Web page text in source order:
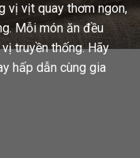
vị vịt quay thơm ngon,
Mỗi món ăn đều
truyền thống. Hãy
hấp dẫn cùng gia